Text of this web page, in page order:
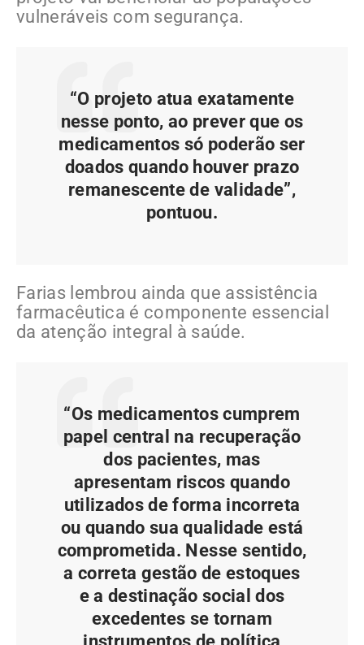
vulneráveis com segurança.
“O projeto atua exatamente
nesse ponto, ao prever que os
medicamentos só poderão ser
doados quando houver prazo
remanescente de validade”,
pontuou.
Farias lembrou ainda que assistência
farmacêutica é componente essencial
da atenção integral à saúde.
“Os medicamentos cumprem
papel central na recuperação
dos pacientes, mas
apresentam riscos quando
utilizados de forma incorreta
ou quando sua qualidade está
comprometida. Nesse sentido,
a correta gestão de estoques
e a destinação social dos
excedentes se tornam